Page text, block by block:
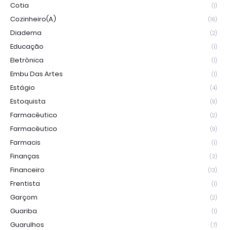
Cotia (1)
Cozinheiro(a) (16)
Diadema (2)
Educação (1)
Eletrônica (1)
Embu Das Artes (1)
Estágio (4)
Estoquista (9)
Farmacêutico (2)
Farmacêutico (9)
Farmacis (1)
Finanças (3)
Financeiro (13)
Frentista (1)
Garçom (2)
Guariba (1)
Guarulhos (7)